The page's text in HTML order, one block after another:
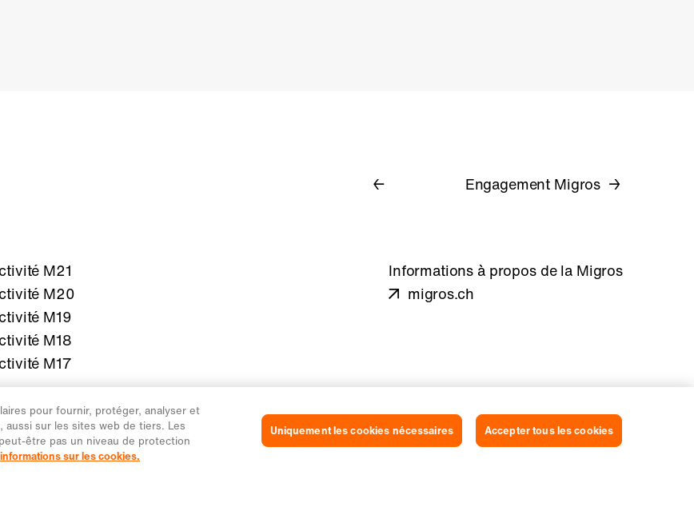
Engagement Migros
M21
M20
M19
M18
M17
Informations à propos de la Migros
migros.ch
pour fournir, protéger, analyser et
sur les sites web de tiers. Les
être pas un niveau de protection
informations sur les cookies.
Uniquement les cookies nécessaires Accepter tous les cookies